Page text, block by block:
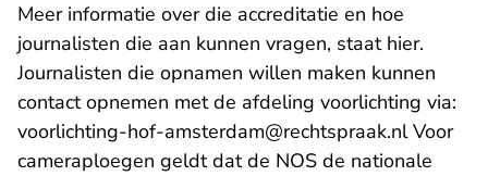
Meer informatie over die accreditatie en hoe
journalisten die aan kunnen vragen, staat hier.
Journalisten die opnamen willen maken kunnen
contact opnemen met de afdeling voorlichting via:
voorlichting-hof-amsterdam@rechtspraak.nl- U
Voor
cameraploegen geldt dat de NOS de nationale